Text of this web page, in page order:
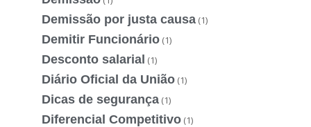
Demissão por justa causa (1)
Demitir Funcionário (1)
Desconto salarial (1)
Diário Oficial da União (1)
Dicas de segurança (1)
Diferencial Competitivo (1)